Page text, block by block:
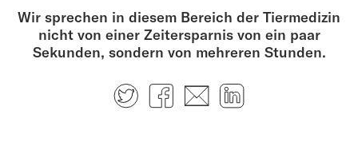
Wir sprechen in diesem Bereich der Tiermedizin
nicht von einer Zeitersparnis von ein paar
Sekunden, sondern von mehreren Stunden.
TwitterFacebook
E-mail